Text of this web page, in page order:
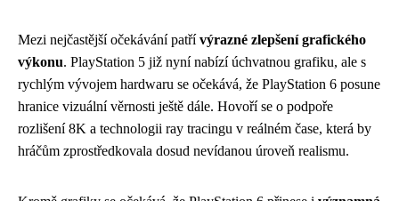
Mezi nejčastější očekávání patřívýrazné zlepšení grafického
výkonu. PlayStation 5 již nyní nabízí úchvatnou grafiku, ale s
rychlým vývojem hardwaru se očekává, že PlayStation 6 posune
hranice vizuální věrnosti ještě dále. Hovoří se o podpoře
rozlišení 8K a technologii ray tracingu v reálném čase, která by
hráčům zprostředkovala dosud nevídanou úroveň realismu.